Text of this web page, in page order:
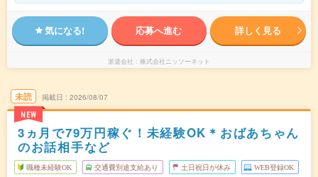
気になる! 応募へ進む 詳しく見る
派遣会社 株式会社ニッソーネット
未読
NEW
掲載日 2026/08/07
3ヵ月で79万円稼ぐ！未経験OK＊おばあちゃん
のお話相手など
職種未経験OK 交通費別途支給あり 土日祝日が休み WEB登録OK